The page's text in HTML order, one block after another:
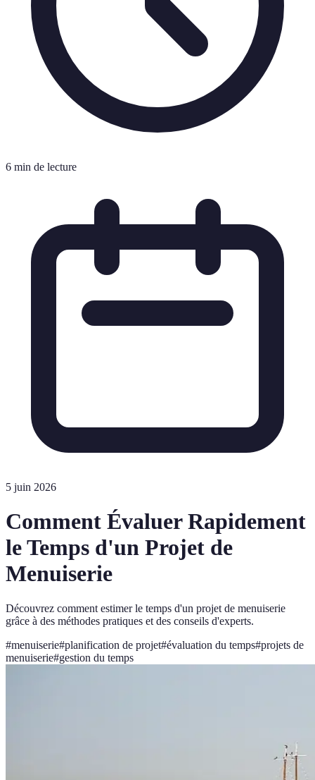
6 min de lecture
5 juin 2026
Comment Évaluer Rapidement
le Temps d'un Projet de
Menuiserie
Découvrez comment estimer le temps d'un projet de menuiserie
grâce à des méthodes pratiques et des conseils d'experts.
#menuiserie#planification de projet#évaluation du temps#projets de
menuiserie#gestion du temps